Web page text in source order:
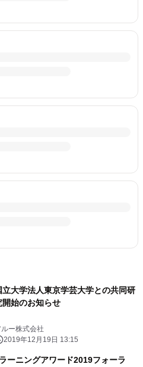
立大学法人東京学芸大学との共同研
開始のお知らせ
ルー株式会社
2019年12月19日 13:15
ーニングアワード2019フォーラ